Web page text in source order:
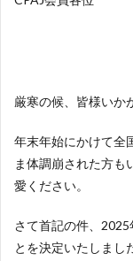
厳寒の候、皆様いか
年末年始にかけて全
ま体調崩された方も
愛ください。
さて首記の件、2025
とを決定いたしまし